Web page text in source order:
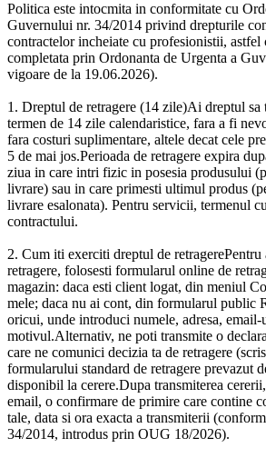
Politica este intocmita in conformitate cu
Guvernului nr. 34/2014 privind drepturile
contractelor incheiate cu profesionistii,
completata prin Ordonanta de Urgenta a
vigoare de la 19.06.2026).
1. Dreptul de retragere (14 zile)Ai dreptul
termen de 14 zile calendaristice, fara a fi
fara costuri suplimentare, altele decat cele
5 de mai jos.Perioada de retragere expira
ziua in care intri fizic in posesia produsului
livrare) sau in care primesti ultimul produs
livrare esalonata). Pentru servicii, termenul
contractului.
2. Cum iti exerciti dreptul de
retragere, folosesti formularul online de
magazin: daca esti client logat, din meniul
mele; daca nu ai cont, din formularul public
oricui, unde introduci numele, adresa,
motivul.Alternativ, ne poti transmite o
care ne comunici decizia ta de retragere
formularului standard de retragere prevazut
disponibil la cerere.Dupa transmiterea
email, o confirmare de primire care contine
tale, data si ora exacta a transmiterii
34/2014, introdus prin OUG 18/2026).